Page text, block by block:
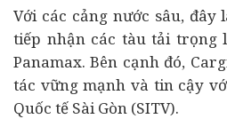
Với các cảng nước sâu,
tiếp nhận các tàu tải trọng
Panamax. Bên cạnh đó,
tác vững mạnh và tin cậy
Quốc tế Sài Gòn (SITV).